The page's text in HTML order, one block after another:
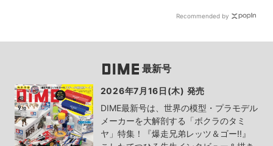
Recommended by
最新号
2026年7月16日(木) 発売
DIME最新号は、世界の模型・プラモデル
メーカーを大解剖する「ボクラのタミ
ヤ」特集！『爆走兄弟レッツ＆ゴー!!』